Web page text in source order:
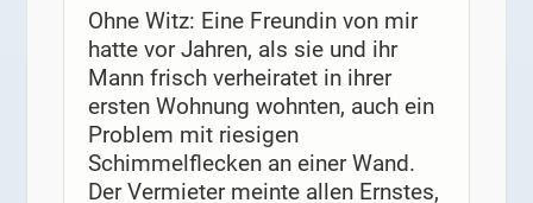
Ohne Witz: Eine Freundin von mir
hatte vor Jahren, als sie und ihr
Mann frisch verheiratet in ihrer
ersten Wohnung wohnten, auch ein
Problem mit riesigen
Schimmelflecken an einer Wand.
Der Vermieter meinte allen Ernstes,